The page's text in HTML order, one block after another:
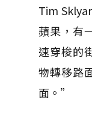
Tim
蘋果，有
速穿梭的
物轉移路
面。”